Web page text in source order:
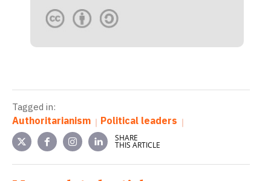
Tagged in:
Authoritarianism Political leaders
SHARE
THIS ARTICLE